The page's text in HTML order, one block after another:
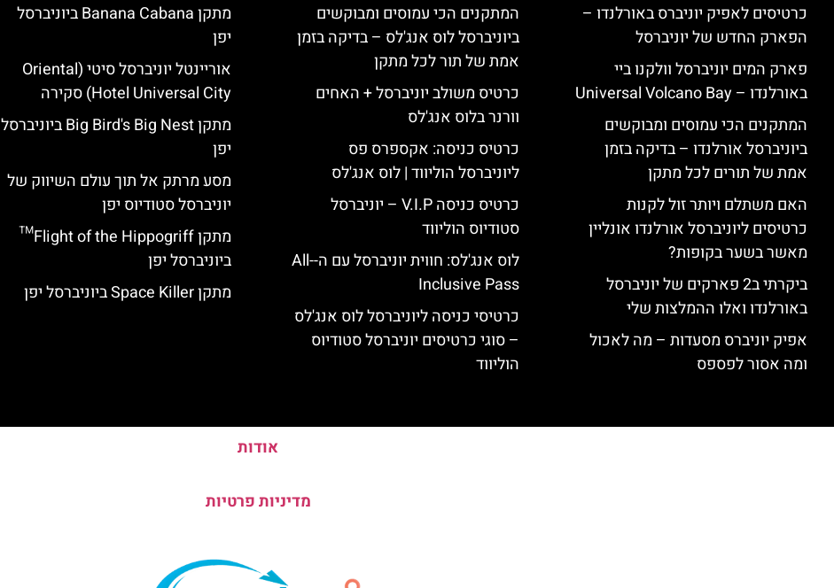
כרטיסים לאפיק יוניברס באורלנדו –
הפארק החדש של יוניברסל
פארק המים יוניברסל וולקנו ביי
באורלנדו – Universal Volcano Bay
המתקנים הכי עמוסים ומבוקשים
ביוניברסל אורלנדו – בדיקה בזמן
אמת של תורים לכל מתקן
האם משתלם ויותר זול לקנות
כרטיסים ליוניברסל אורלנדו אונליין
מאשר בשער בקופות?
ביקרתי ב2 פארקים של יוניברסל
באורלנדו ואלו ההמלצות שלי
אפיק יוניברס מסעדות – מה לאכול
ומה אסור לפספס
המתקנים הכי עמוסים ומבוקשים
ביוניברסל לוס אנג'לס – בדיקה בזמן
אמת של תור לכל מתקן
כרטיס משולב יוניברסל + האחים
וורנר בלוס אנג'לס
כרטיס כניסה: אקספרס פס
ליוניברסל הוליווד | לוס אנג'לס
כרטיס כניסה V.I.P – יוניברסל
סטודיוס הוליווד
לוס אנג'לס: חווית יוניברסל עם ה-All-
Inclusive Pass
כרטיסי כניסה ליוניברסל לוס אנג'לס
– סוגי כרטיסים יוניברסל סטודיוס
הוליווד
מתקן Banana Cabana ביוניברסל
יפן
אוריינטל יוניברסל סיטי (Oriental
Hotel Universal City) סקירה
מתקן Big Bird's Big Nest ביוניברסל
יפן
מסע מרתק אל תוך עולם השיווק של
יוניברסל סטודיוס יפן
מתקן Flight of the Hippogriff™
ביוניברסל יפן
מתקן Space Killer ביוניברסל יפן
אודות
מדיניות פרטיות